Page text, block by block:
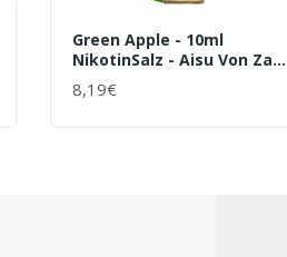
Green Apple - 10ml
NikotinSalz - Aisu Von Zap
8,19€
+ WARENKORB